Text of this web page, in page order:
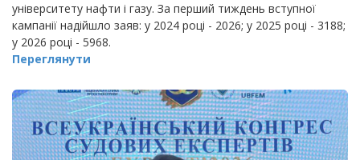
університету нафти і газу. За перший тиждень вступної
кампанії надійшло заяв: у 2024 році - 2026; у 2025 році - 3188;
у 2026 році - 5968.
Переглянути